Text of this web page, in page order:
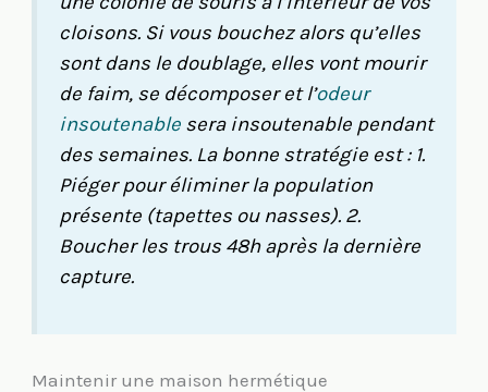
cloisons. Si vous bouchez alors qu’elles
sont dans le doublage, elles vont mourir
de faim, se décomposer et l’odeur
insoutenable sera insoutenable pendant
des semaines. La bonne stratégie est : 1.
Piéger pour éliminer la population
présente (tapettes ou nasses). 2.
Boucher les trous 48h après la dernière
capture.
Maintenir une maison hermétique